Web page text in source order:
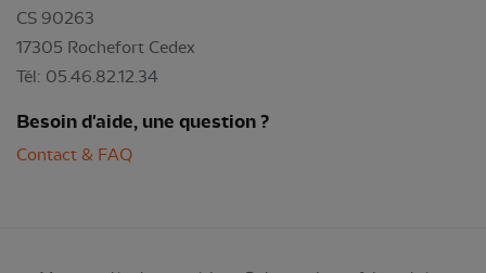
CS 90263
17305 Rochefort Cedex
Tél: 05.46.82.12.34
Besoin d'aide, une question ?
Contact & FAQ